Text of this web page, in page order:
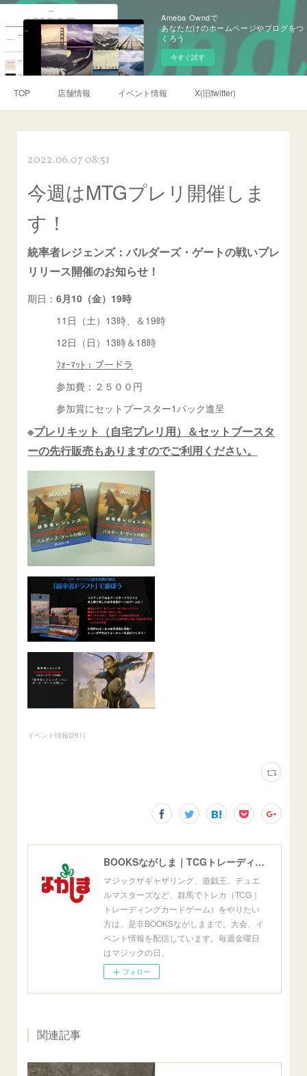
Ameba Owndで
あなただけのホームページやブログをつ
くろう
今すぐ試す
TOP 店舗情報 イベント情報 X(旧twitter)
2022.06.07 08:51
今週はMTGプレリ開催しま
す！
統率者レジェンズ：バルダーズ・ゲートの戦いプレ
リリース開催のお知らせ！
期日：6月10（金）19時
11日（土）13時、＆19時
12日（日）13時＆18時
ﾌｫｰﾏｯﾄ：ブードラ
参加費：２５００円
参加賞にセットブースター1パック進呈
※プレリキット（自宅プレリ用）＆セットブースタ
ーの先行販売もありますのでご利用ください。
イベント情報(261)
BOOKSながしま｜TCGトレーディングカードゲーム群馬県高崎市
マジックザギャザリング、遊戯王、デュエ
ルマスターズなど、群馬でトレカ（TCG｜
トレーディングカードゲーム）をやりたい
方は、是非BOOKSながしままで。大会、イ
ベント情報を配信しています。毎週金曜日
はマジックの日。
フォロー
関連記事